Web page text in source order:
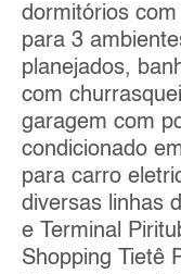
dormitórios
para 3
planejados,
com
garagem com
condicionado
para carro
diversas linhas
e Terminal
Shopping Tietê